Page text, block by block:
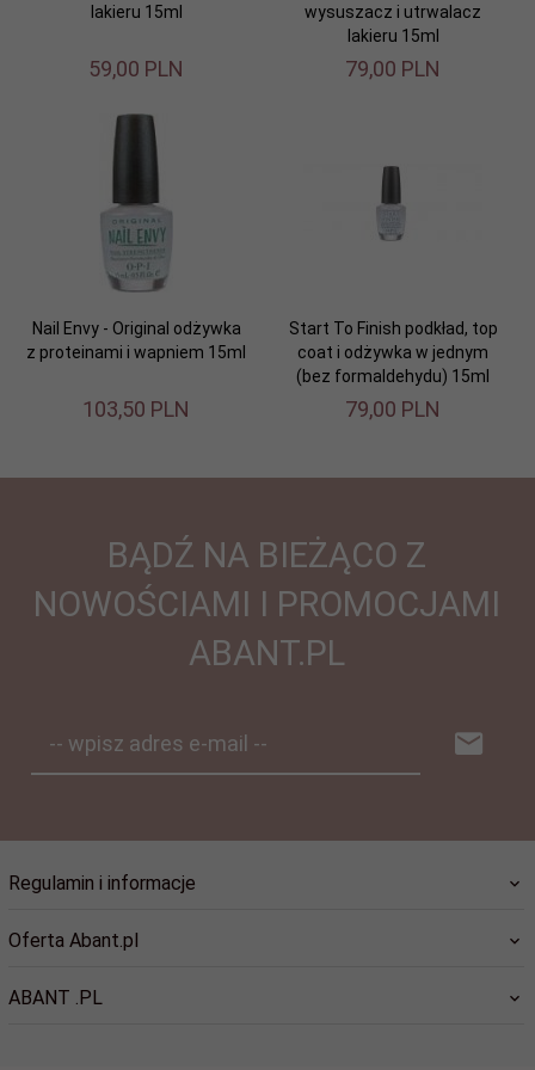
lakieru 15ml
59,00 PLN
wysuszacz i utrwalacz
lakieru 15ml
79,00 PLN
Nail Envy - Original odżywka
z proteinami i wapniem 15ml
103,50 PLN
Start To Finish podkład, top
coat i odżywka w jednym
(bez formaldehydu) 15ml
79,00 PLN
BĄDŹ NA BIEŻĄCO Z
NOWOŚCIAMI I PROMOCJAMI
ABANT.PL
-- wpisz adres e-mail --
Regulamin i informacje
Oferta Abant.pl
ABANT .PL